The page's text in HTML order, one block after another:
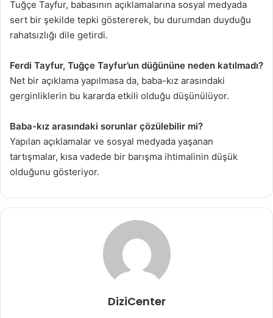
Tuğçe Tayfur, babasının açıklamalarına sosyal medyada
sert bir şekilde tepki göstererek, bu durumdan duyduğu
rahatsızlığı dile getirdi.
Ferdi Tayfur, Tuğçe Tayfur’un düğününe neden katılmadı?
Net bir açıklama yapılmasa da, baba-kız arasındaki
gerginliklerin bu kararda etkili olduğu düşünülüyor.
Baba-kız arasındaki sorunlar çözülebilir mi?
Yapılan açıklamalar ve sosyal medyada yaşanan
tartışmalar, kısa vadede bir barışma ihtimalinin düşük
olduğunu gösteriyor.
DiziCenter